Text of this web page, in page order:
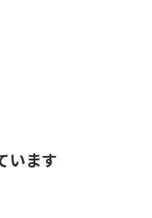
います